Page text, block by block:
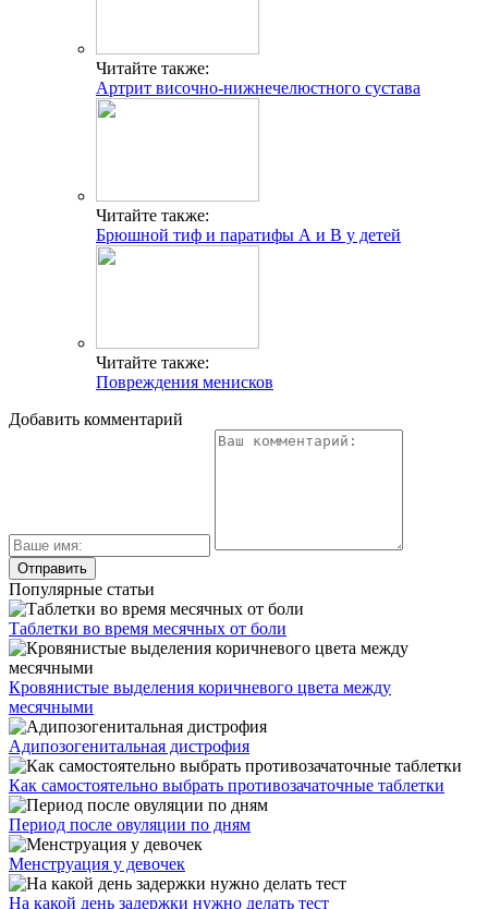
Читайте также:
Артрит височно-нижнечелюстного сустава
Читайте также:
Брюшной тиф и паратифы А и В у детей
Читайте также:
Повреждения менисков
Добавить комментарий
Популярные статьи
Таблетки во время месячных от боли
Кровянистые выделения коричневого цвета между
месячными
Адипозогенитальная дистрофия
Как самостоятельно выбрать противозачаточные таблетки
Период после овуляции по дням
Менструация у девочек
На какой день задержки нужно делать тест